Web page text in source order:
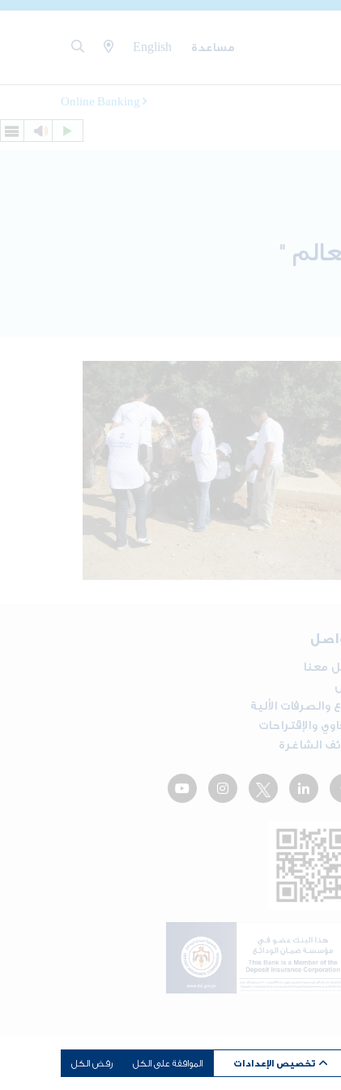
مساعدة English
Online Banking
"
معنا
والصرفات الألية
والإقتراحات
الشاغرة
تخصيص الإعدادات الموافقة على الكل رفض الكل